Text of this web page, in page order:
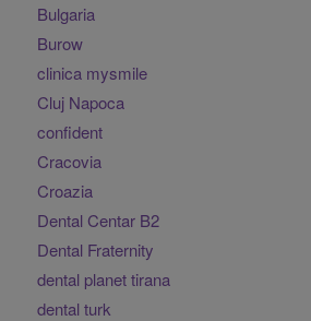
Bulgaria
Burow
clinica mysmile
Cluj Napoca
confident
Cracovia
Croazia
Dental Centar B2
Dental Fraternity
dental planet tirana
dental turk